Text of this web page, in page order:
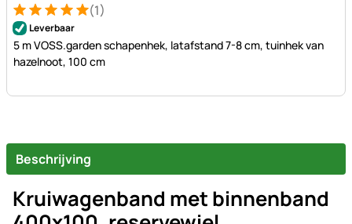
Beoordeling: 5 van 5 (1 beoordelingen)
1 Bewertung (1)
Leverbaar
5 m VOSS.garden schapenhek, latafstand 7-8 cm, tuinhek van
hazelnoot, 100 cm
Beschrijving
Kruiwagenband met binnenband